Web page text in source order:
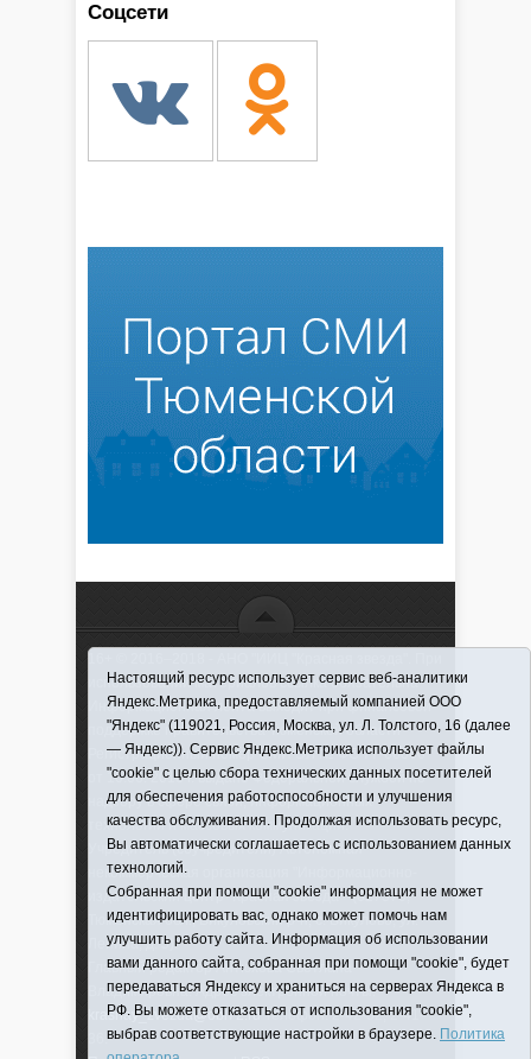
Соцсети
использовании материалов ссылка обязательна
Информационная лента выходит при финансовой
поддержке правительства Тюменской области
Регистрационный номер СМИ ЭЛ № ФС 77-66066
от 10.06. 2016 г. выдано Федеральной службой по
надзору в сфере связи, информационных
технологий и массовых коммуникаций.
Учредитель (соучредители) Автономная
некоммерческая организация "Информационно-
издательский центр "Красная звезда"" (627570,
Тюменская обл., Викуловский р-н, с. Викулово, ул.
Ленина, д. 5).
Главный редактор Антюхова Светлана
Владимировна. Адрес электронной почты:
krasnay_zvezda@obl72.ruТелефон: 2-42-32; 2-41-
36.
Настоящий ресурс использует сервис веб-аналитики
Яндекс.Метрика, предоставляемый компанией ООО
"Яндекс" (119021, Россия, Москва, ул. Л. Толстого, 16 (далее
— Яндекс)). Сервис Яндекс.Метрика использует файлы
"cookie" с целью сбора технических данных посетителей
для обеспечения работоспособности и улучшения
качества обслуживания. Продолжая использовать ресурс,
Вы автоматически соглашаетесь с использованием данных
технологий.
Собранная при помощи "cookie" информация не может
идентифицировать вас, однако может помочь нам
улучшить работу сайта. Информация об использовании
вами данного сайта, собранная при помощи "cookie", будет
передаваться Яндексу и храниться на серверах Яндекса в
РФ. Вы можете отказаться от использования "cookie",
выбрав соответствующие настройки в браузере. Политика